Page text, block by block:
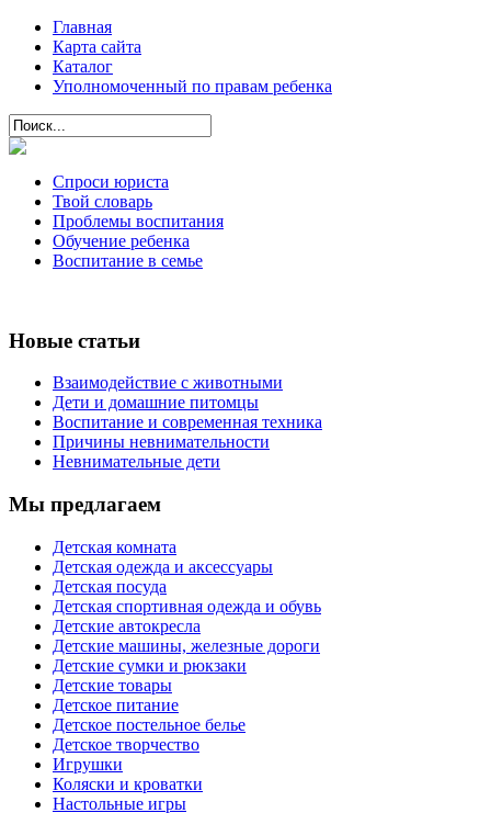
Главная
Карта сайта
Каталог
Уполномоченный по правам ребенка
Спроси юриста
Твой словарь
Проблемы воспитания
Обучение ребенка
Воспитание в семье
Новые статьи
Взаимодействие с животными
Дети и домашние питомцы
Воспитание и современная техника
Причины невнимательности
Невнимательные дети
Мы предлагаем
Детская комната
Детская одежда и аксессуары
Детская посуда
Детская спортивная одежда и обувь
Детские автокресла
Детские машины, железные дороги
Детские сумки и рюкзаки
Детские товары
Детское питание
Детское постельное белье
Детское творчество
Игрушки
Коляски и кроватки
Настольные игры